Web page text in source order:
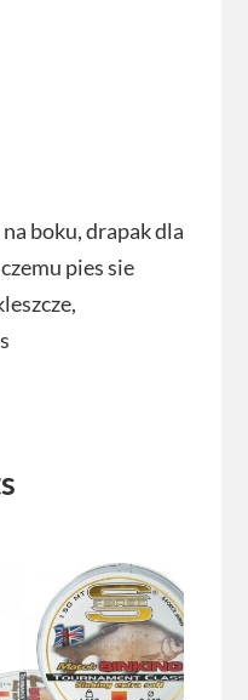
boku, drapak dla
pies sie